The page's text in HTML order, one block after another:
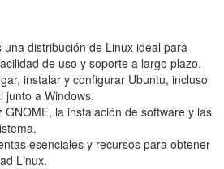
una distribución de Linux ideal para
de uso y soporte a largo plazo.
instalar y configurar Ubuntu, incluso
junto a Windows.
GNOME, la instalación de software y las
esenciales y recursos para obtener
Linux.